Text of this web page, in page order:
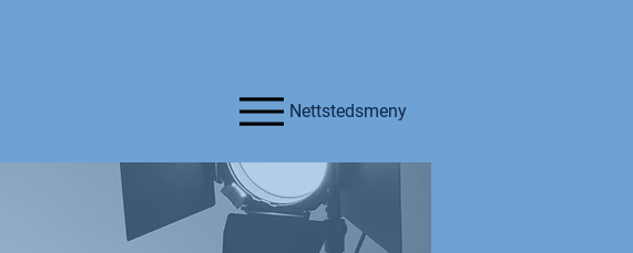
Nettstedsmeny